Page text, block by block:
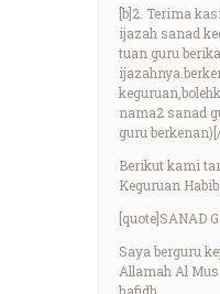
[b]2. Terima
ijazah sanad
tuan guru
nama2 sanad
guru
Berikut kami
Keguruan
[quote]SANAD
Saya berguru
Allamah Al
hafidh,